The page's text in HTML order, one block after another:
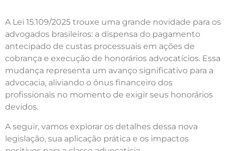
A Lei 15.109/2025 trouxe uma grande novidade para os
advogados brasileiros: a dispensa do pagamento
antecipado de custas processuais em ações de
cobrança e execução de honorários advocatícios. Essa
mudança representa um avanço significativo para a
advocacia, aliviando o ônus financeiro dos
profissionais no momento de exigir seus honorários
devidos.
A seguir, vamos explorar os detalhes dessa nova
legislação, sua aplicação prática e os impactos